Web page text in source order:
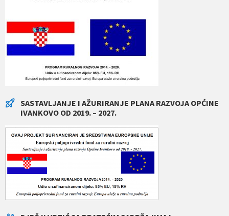
SASTAVLJANJE I AŽURIRANJE PLANA RAZVOJA OPĆINE
IVANKOVO OD 2019. – 2027.